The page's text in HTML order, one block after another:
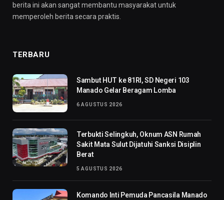
berita ini akan sangat membantu masyarakat untuk
memperoleh berita secara praktis.
TERBARU
Sambut HUT ke 81RI, SD Negeri 103
Manado Gelar Beragam Lomba
6 AGUSTUS 2026
Terbukti Selingkuh, Oknum ASN Rumah
Sakit Mata Sulut Dijatuhi Sanksi Disiplin
Berat
5 AGUSTUS 2026
Komando Inti Pemuda Pancasila Manado